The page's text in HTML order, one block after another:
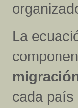
La
cada país